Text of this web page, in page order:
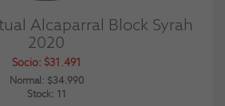
Alcaparral Block Syrah
2020
Socio: $31.491
Normal: $34.990
Stock: 11